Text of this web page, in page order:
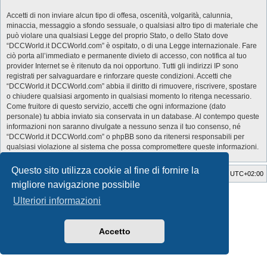
Questo sito utilizza cookie al fine di fornire la
migliore navigazione possibile
Ulteriori informazioni
Accetto
Accetti di non inviare alcun tipo di offesa, oscenità, volgarità, calunnia,
minaccia, messaggio a sfondo sessuale, o qualsiasi altro tipo di materiale che
può violare una qualsiasi Legge del proprio Stato, o dello Stato dove
“DCCWorld.it DCCWorld.com” è ospitato, o di una Legge internazionale. Fare
ciò porta all’immediato e permanente divieto di accesso, con notifica al tuo
provider Internet se è ritenuto da noi opportuno. Tutti gli indirizzi IP sono
registrati per salvaguardare e rinforzare queste condizioni. Accetti che
“DCCWorld.it DCCWorld.com” abbia il diritto di rimuovere, riscrivere, spostare
o chiudere qualsiasi argomento in qualsiasi momento lo ritenga necessario.
Come fruitore di questo servizio, accetti che ogni informazione (dato
personale) tu abbia inviato sia conservata in un database. Al contempo queste
informazioni non saranno divulgate a nessuno senza il tuo consenso, né
“DCCWorld.it DCCWorld.com” o phpBB sono da ritenersi responsabili per
qualsiasi violazione al sistema che possa compromettere queste informazioni.
Indice Tutti gli orari sono UTC+02:00
Cancella cookie
Style Developer by ©
Creato daphpBB
Privacy|Condizioni